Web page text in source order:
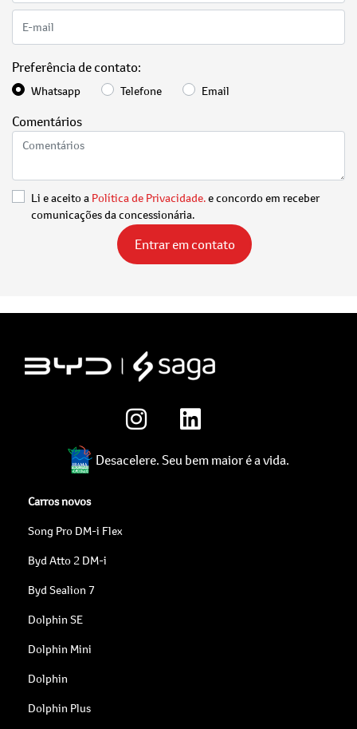
Preferência de contato:
Whatsapp Telefone Email
Comentários
Li e aceito a Política de Privacidade.e concordo em receber
comunicações da concessionária.
Entrar em contato
Desacelere. Seu bem maior é a vida.
Carros novos
Song Pro DM-i Flex
Byd Atto 2 DM-i
Byd Sealion 7
Dolphin SE
Dolphin Mini
Dolphin
Dolphin Plus